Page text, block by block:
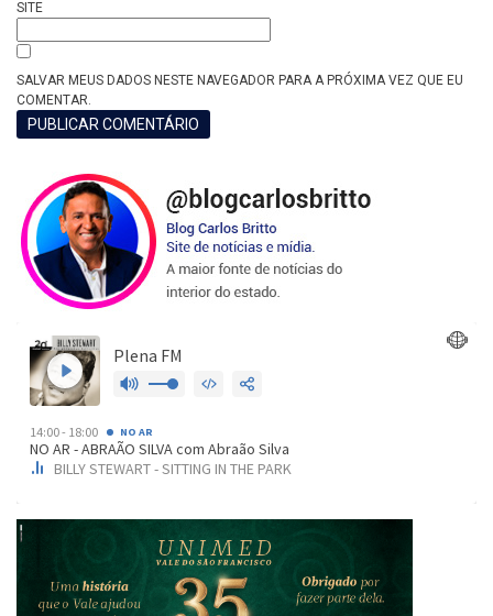
SITE
SALVAR MEUS DADOS NESTE NAVEGADOR PARA A PRÓXIMA VEZ QUE EU
COMENTAR.